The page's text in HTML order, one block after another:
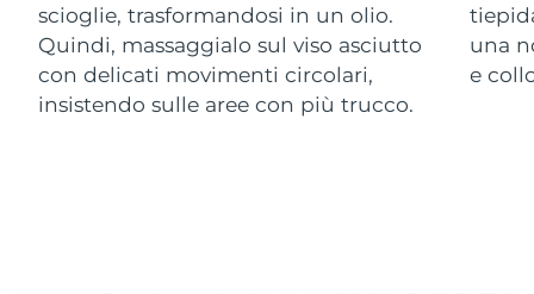
scioglie, trasformandosi in un olio.
Quindi, massaggialo sul viso asciutto
con delicati movimenti circolari,
insistendo sulle aree con più trucco.
una
e